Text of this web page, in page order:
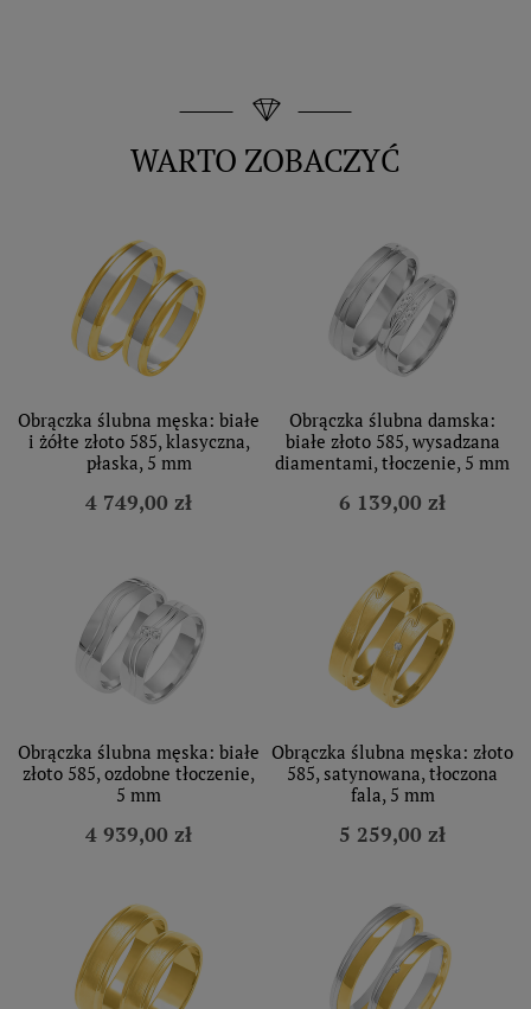
WARTO ZOBACZYĆ
Obrączka ślubna męska: białe
i żółte złoto 585, klasyczna,
płaska, 5 mm
4 749,00 zł
Obrączka ślubna damska:
białe złoto 585, wysadzana
diamentami, tłoczenie, 5 mm
6 139,00 zł
Obrączka ślubna męska: białe
złoto 585, ozdobne tłoczenie,
5 mm
4 939,00 zł
Obrączka ślubna męska: złoto
585, satynowana, tłoczona
fala, 5 mm
5 259,00 zł